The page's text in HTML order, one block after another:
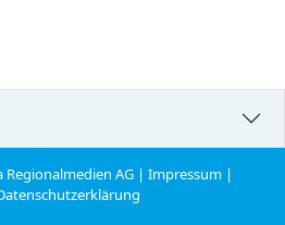
Regionalmedien AG |Impressum |